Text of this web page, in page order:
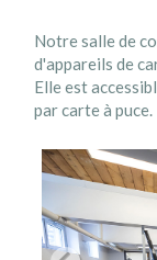
Notre salle de
d'appareils de
Elle est
par carte à puce.